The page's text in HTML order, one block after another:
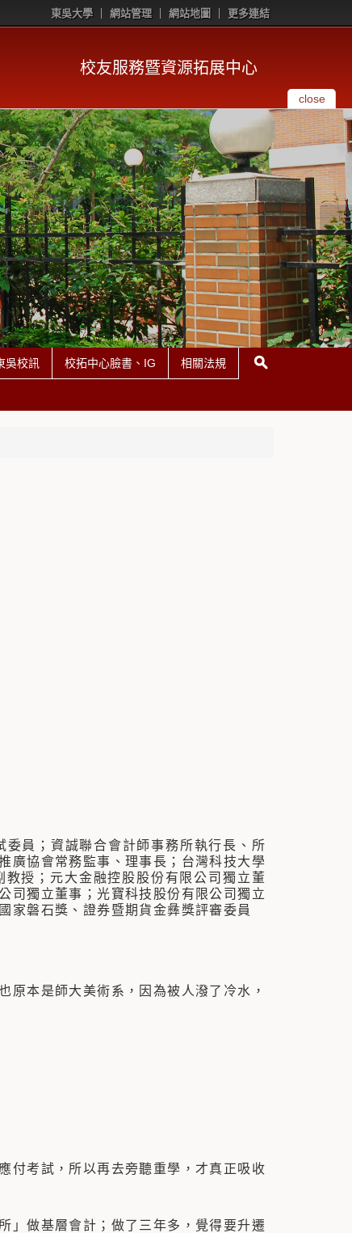
東吳大學 網站管理 網站地圖 更多連結
校友服務暨資源拓展中心
close
吳校訊 校拓中心臉書、IG 相關法規
員；資誠聯合會計師事務所執行長、所
廣協會常務監事、理事長；台灣科技大學
授；元大金融控股股份有限公司獨立董
司獨立董事；光寶科技股份有限公司獨立
家磐石獎、證券暨期貨金彝獎評審委員
本是師大美術系，因為被人潑了冷水，
考試，所以再去旁聽重學，才真正吸收
做基層會計；做了三年多，覺得要升遷